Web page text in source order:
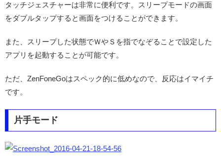
タッチジェスチャーは非常に便利です。スリープモードの画面
をダブルタップすると画面をつけることができます。
また、スリープした状態でＷやＳを指でなぞることで設定した
アプリを起動することが可能です。
ただ、ZenFoneGoはスペック的に低めなので、反応はイマイチ
です。
片手モード